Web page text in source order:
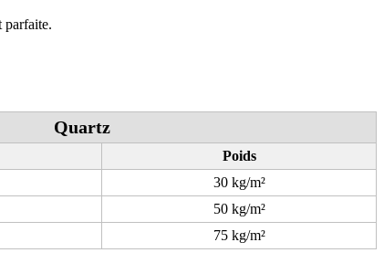
parfaite.
Quartz
Poids
30 kg/m²
50 kg/m²
75 kg/m²